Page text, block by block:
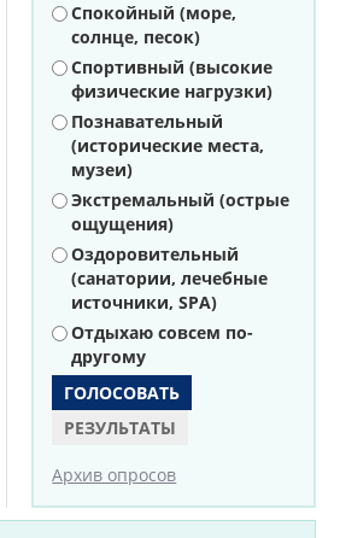
Варианты
Спокойный (море,
солнце, песок)
Спортивный (высокие
физические нагрузки)
Познавательный
(исторические места,
музеи)
Экстремальный (острые
ощущения)
Оздоровительный
(санатории, лечебные
источники, SPA)
Отдыхаю совсем по-
другому
РЕЗУЛЬТАТЫ
Архив опросов